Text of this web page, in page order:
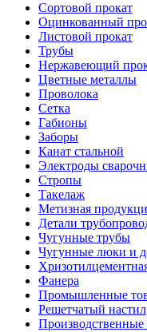
Сортовой прокат
Оцинкованный
Листовой прокат
Трубы
Нержавеющий
Цветные металлы
Проволока
Сетка
Габионы
Заборы
Канат стальной
Электроды
Стропы
Такелаж
Метизная
Детали
Чугунные трубы
Чугунные люки и
Фанера
Промышленные
Решетчатый настил